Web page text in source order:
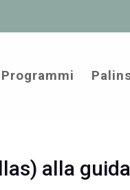
Programmi
alla